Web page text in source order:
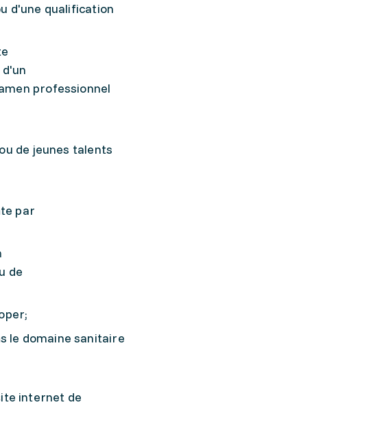
d'une qualification
professionnel
de jeunes talents
par
de
le domaine sanitaire
internet de